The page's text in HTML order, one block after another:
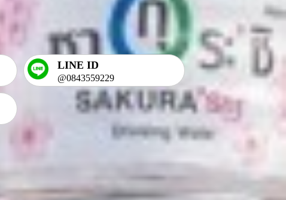
LINE ID
@0843559229